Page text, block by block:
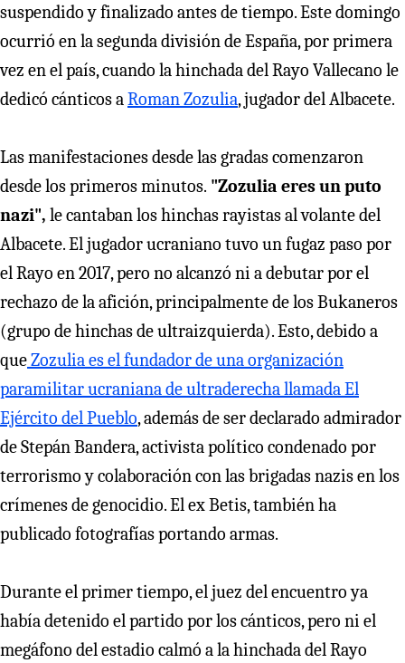
suspendido y finalizado antes de tiempo. Este domingo
ocurrió en la segunda división de España, por primera
vez en el país, cuando la hinchada del Rayo Vallecano le
dedicó cánticos aRoman Zozulia, jugador del Albacete.
Las manifestaciones desde las gradas comenzaron
desde los primeros minutos. "Zozulia eres un puto
nazi", le cantaban los hinchas rayistas al volante del
Albacete. El jugador ucraniano tuvo un fugaz paso por
el Rayo en 2017, pero no alcanzó ni a debutar por el
rechazo de la afición, principalmente de los Bukaneros
(grupo de hinchas de ultraizquierda). Esto, debido a
queZozulia es el fundador de una organización
paramilitar ucraniana de ultraderecha llamada El
Ejército del Pueblo, además de ser declarado admirador
de Stepán Bandera, activista político condenado por
terrorismo y colaboración con las brigadas nazis en los
crímenes de genocidio. El ex Betis, también ha
publicado fotografías portando armas.
Durante el primer tiempo, el juez del encuentro ya
había detenido el partido por los cánticos, pero ni el
megáfono del estadio calmó a la hinchada del Rayo